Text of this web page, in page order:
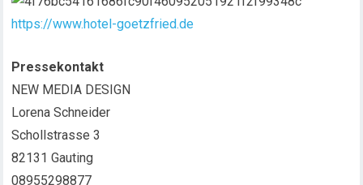
https://www.hotel-goetzfried.de
Pressekontakt
NEW MEDIA DESIGN
Lorena Schneider
Schollstrasse 3
82131 Gauting
08955298877